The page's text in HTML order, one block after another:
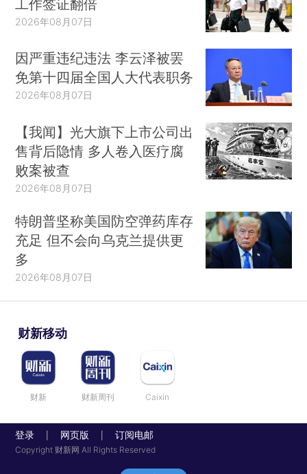
工作签证翻倍
2026年08月07日
因严重违纪违法 李云泽被罢
免第十四届全国人大代表职务
2026年08月07日
【我闻】光大旗下上市公司出
售背后隐情 多人卷入医疗腐
败案被查
2026年08月07日
特朗普坚称美国防空弹药库存
充足 但不会向乌克兰提供更
多
2026年08月07日
财新移动
财新 财新周刊 Caixin
登录 网页版 订阅电邮
Copyright 财新网 All Rights Reserved